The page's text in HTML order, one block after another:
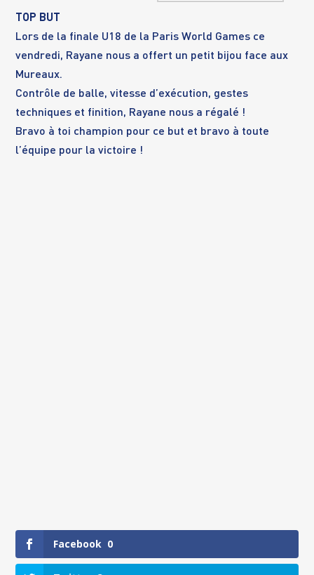
TOP BUT
Lors de la finale U18 de la Paris World Games ce
vendredi, Rayane nous a offert un petit bijou face aux
Mureaux.
Contrôle de balle, vitesse d’exécution, gestes
techniques et finition, Rayane nous a régalé !
Bravo à toi champion pour ce but et bravo à toute
l’équipe pour la victoire !
Facebook 0